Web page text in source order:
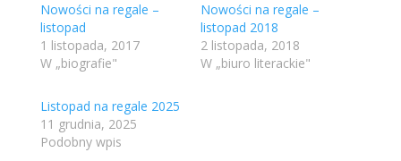
Nowości na regale –
listopad
1 listopada, 2017
W „biografie"
Nowości na regale –
listopad 2018
2 listopada, 2018
W „biuro literackie"
Listopad na regale 2025
11 grudnia, 2025
Podobny wpis